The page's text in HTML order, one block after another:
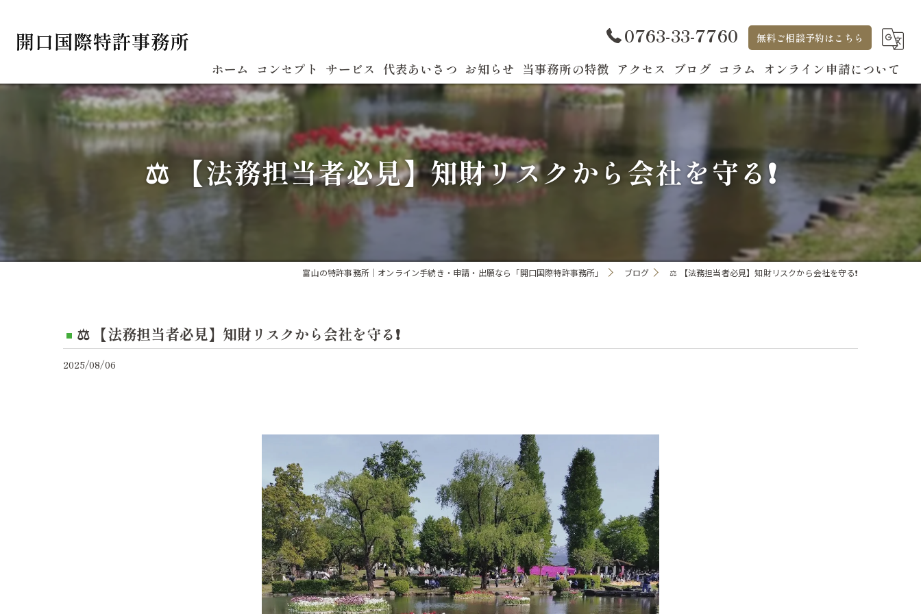
0763-33-7760 無料ご相談予約はこちら
ホーム コンセプト サービス
よくある質問
代表あいさつ お知らせ 当事務所の特徴
商標
発明
アクセス ブログ コラム オンライン申請について
⚖️ 【法務担当者必見】知財リスクから会社を守る❗
富山の特許事務所｜オンライン手続き・申請・出願なら「開口国際特許事務所」 ブログ ⚖️ 【法務担当者必見】知財リスクから会社を守る❗
⚖️ 【法務担当者必見】知財リスクから会社を守る❗
2025/08/06